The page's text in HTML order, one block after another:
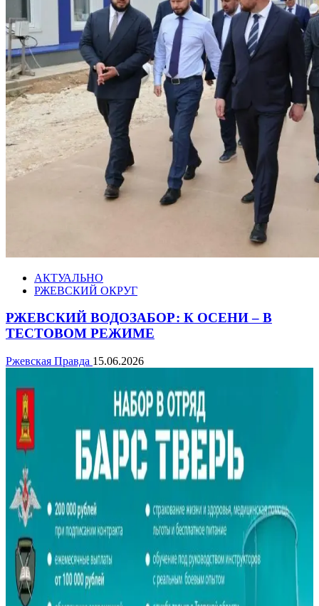
АКТУАЛЬНО
РЖЕВСКИЙ ОКРУГ
РЖЕВСКИЙ ВОДОЗАБОР: К ОСЕНИ – В
ТЕСТОВОМ РЕЖИМЕ
Ржевская Правда 15.06.2026